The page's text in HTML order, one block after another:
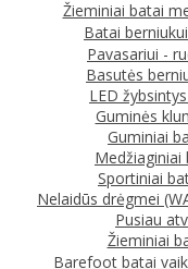
Žieminiai batai
Batai berniukui
Pavasariui -
Basutės
LED
Guminės
Guminiai
Medžiaginiai
Sportiniai
Nelaidūs drėgmei
Pusiau
Žieminiai
Barefoot batai